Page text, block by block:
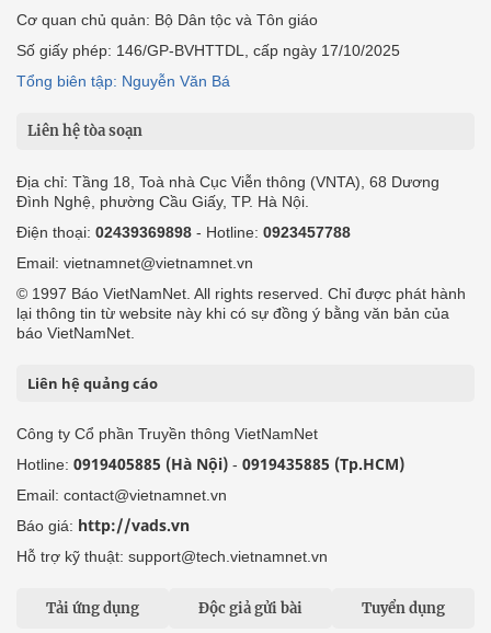
Cơ quan chủ quản: Bộ Dân tộc và Tôn giáo
Số giấy phép: 146/GP-BVHTTDL, cấp ngày 17/10/2025
Tổng biên tập: Nguyễn Văn Bá
Liên hệ tòa soạn
Địa chỉ: Tầng 18, Toà nhà Cục Viễn thông (VNTA), 68 Dương
Đình Nghệ, phường Cầu Giấy, TP. Hà Nội.
Điện thoại: 02439369898 - Hotline: 0923457788
Email: vietnamnet@vietnamnet.vn
© 1997 Báo VietNamNet. All rights reserved. Chỉ được phát hành
lại thông tin từ website này khi có sự đồng ý bằng văn bản của
báo VietNamNet.
Liên hệ quảng cáo
Công ty Cổ phần Truyền thông VietNamNet
Hotline: 0919405885 (Hà Nội) - 0919435885 (Tp.HCM)
Email: contact@vietnamnet.vn
Báo giá: http://vads.vn
Hỗ trợ kỹ thuật: support@tech.vietnamnet.vn
Tải ứng dụng Độc giả gửi bài Tuyển dụng